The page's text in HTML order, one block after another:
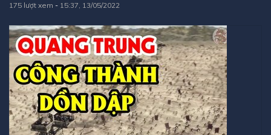
175 lượt xem - 15:37, 13/05/2022